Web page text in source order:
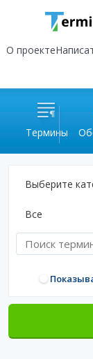
О проекте
Термины
Выберите
Все